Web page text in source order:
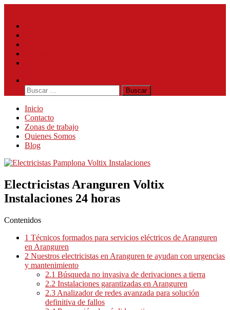
contenido
Buscar:
Inicio
Contacto
Zonas de trabajo
Quienes Somos
Blog
Electricistas Aranguren Voltix
Instalaciones 24 horas
Contenidos
1 Técnicos formados para servicios eléctricos de Aranguren
en Aranguren
2 Nuestros electricistas en Aranguren te ayudan con urgencias
y mantenimiento
2.1 Búsqueda no invasiva de derivaciones a tierra
2.2 Instalaciones garantizadas en Aranguren
2.3 Analizador de redes avanzada para solución
definitiva de fallos